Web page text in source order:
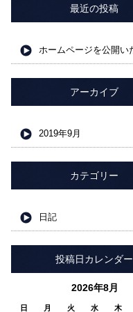
最近の投稿
アーカイブ
2019年9月
カテゴリー
日記
投稿日カレンダー
2026年8月
日 月 火 水 木